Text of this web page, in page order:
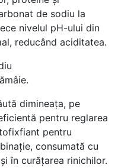
de sodiu la
nivelul pH-ului din
reducând aciditatea.
dimineața, pe
pentru reglarea
pentru
consumată cu
în curățarea rinichilor.